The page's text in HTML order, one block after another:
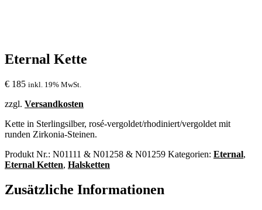
Eternal Kette
€ 185 inkl. 19% MwSt.
zzgl. Versandkosten
Kette in Sterlingsilber, rosé-vergoldet/rhodiniert/vergoldet mit
runden Zirkonia-Steinen.
Produkt Nr.: N01111 & N01258 & N01259 Kategorien: Eternal,
Eternal Ketten, Halsketten
Zusätzliche Informationen